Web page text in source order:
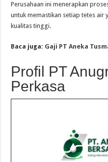
Perusahaan ini menerapkan
untuk memastikan setiap tetes air
kualitas tinggi.
Baca juga: Gaji PT Aneka
Profil PT
Perkasa